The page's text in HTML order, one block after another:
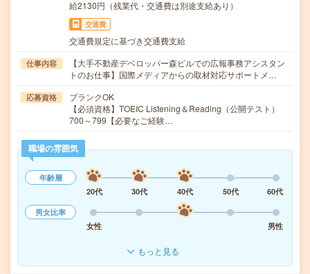
給2130円（残業代・交通費は別途支給あり）
交通費
交通費規定に基づき交通費支給
仕事内容
【大手不動産デベロッパー森ビルでの広報事務アシスタン
トのお仕事】国際メディアからの取材対応サポートメ…
応募資格
ブランクOK
【必須資格】TOEIC Listening＆Reading（公開テスト）
700～799【必要なご経験…
職場の雰囲気
年齢層
20代
30代 40代 50代
60代
男女比率
女性
男性
もっと見る